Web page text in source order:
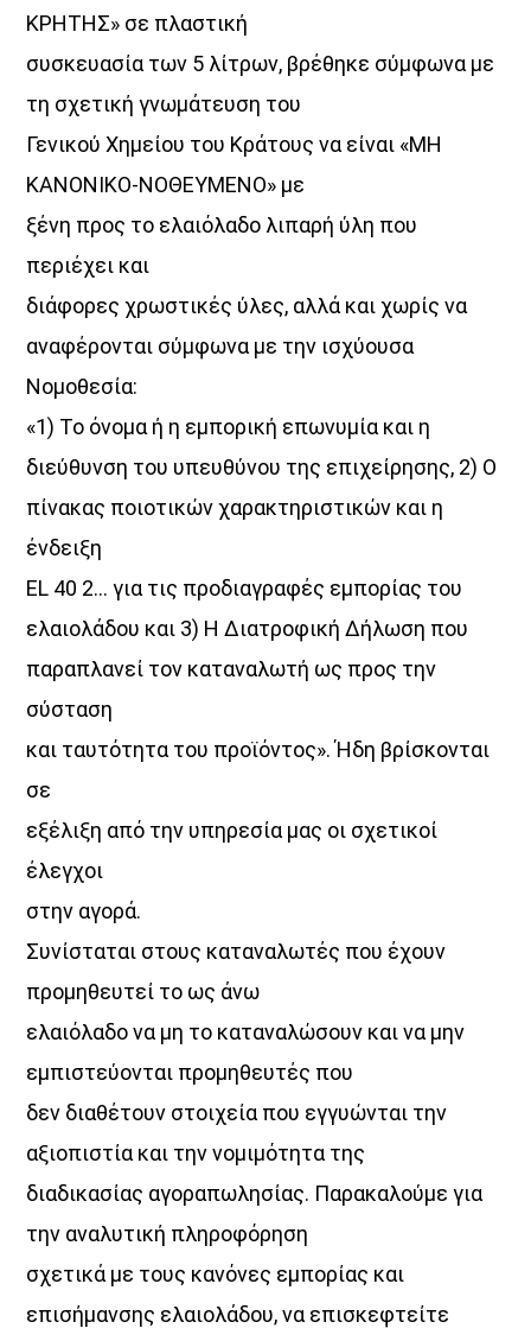
ΚΡΗΤΗΣ» σε πλαστική
συσκευασία των 5 λίτρων, βρέθηκε σύμφωνα με
τη σχετική γνωμάτευση του
Γενικού Χημείου του Κράτους να είναι «ΜΗ
ΚΑΝΟΝΙΚΟ-ΝΟΘΕΥΜΕΝΟ» με
ξένη προς το ελαιόλαδο λιπαρή ύλη που
περιέχει και
διάφορες χρωστικές ύλες, αλλά και χωρίς να
αναφέρονται σύμφωνα με την ισχύουσα
Νομοθεσία:
«1) Το όνομα ή η εμπορική επωνυμία και η
διεύθυνση του υπευθύνου της επιχείρησης, 2) Ο
πίνακας ποιοτικών χαρακτηριστικών και η
ένδειξη
EL 40 2… για τις προδιαγραφές εμπορίας του
ελαιολάδου και 3) Η Διατροφική Δήλωση που
παραπλανεί τον καταναλωτή ως προς την
σύσταση
και ταυτότητα του προϊόντος». Ήδη βρίσκονται
σε
εξέλιξη από την υπηρεσία μας οι σχετικοί
έλεγχοι
στην αγορά.
Συνίσταται στους καταναλωτές που έχουν
προμηθευτεί το ως άνω
ελαιόλαδο να μη το καταναλώσουν και να μην
εμπιστεύονται προμηθευτές που
δεν διαθέτουν στοιχεία που εγγυώνται την
αξιοπιστία και την νομιμότητα της
διαδικασίας αγοραπωλησίας. Παρακαλούμε για
την αναλυτική πληροφόρηση
σχετικά με τους κανόνες εμπορίας και
επισήμανσης ελαιολάδου, να επισκεφτείτε